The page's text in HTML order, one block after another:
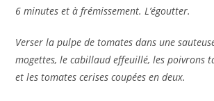
6 minutes et à frémissement. L’égoutter.
Verser la pulpe de tomates dans une
mogettes, le cabillaud effeuillé, les poivrons
et les tomates cerises coupées en deux.